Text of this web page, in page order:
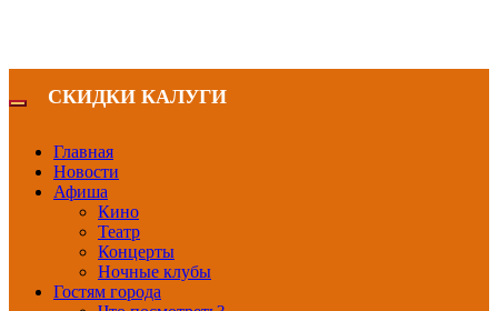
СКИДКИ КАЛУГИ
Главная
Новости
Афиша
Кино
Театр
Концерты
Ночные клубы
Гостям города